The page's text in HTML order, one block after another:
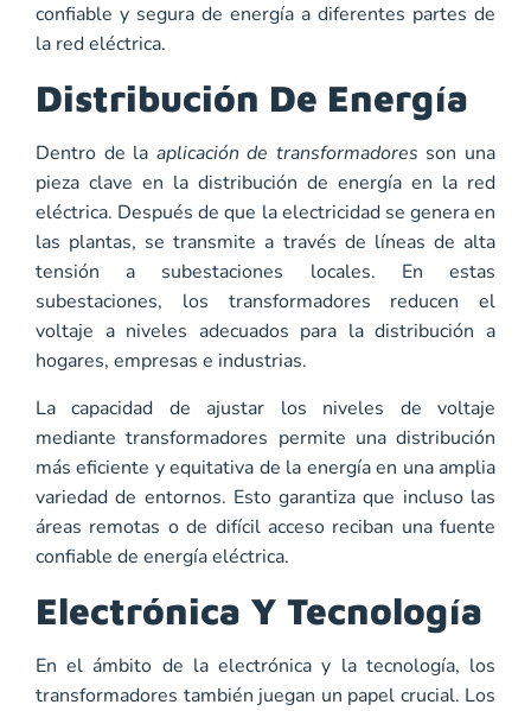
confiable y segura de energía a diferentes partes de
la red eléctrica.
Distribución De Energía
Dentro de la aplicación de transformadores son una
pieza clave en la distribución de energía en la red
eléctrica. Después de que la electricidad se genera en
las plantas, se transmite a través de líneas de alta
tensión a subestaciones locales. En estas
subestaciones, los transformadores reducen el
voltaje a niveles adecuados para la distribución a
hogares, empresas e industrias.
La capacidad de ajustar los niveles de voltaje
mediante transformadores permite una distribución
más eficiente y equitativa de la energía en una amplia
variedad de entornos. Esto garantiza que incluso las
áreas remotas o de difícil acceso reciban una fuente
confiable de energía eléctrica.
Electrónica Y Tecnología
En el ámbito de la electrónica y la tecnología, los
transformadores también juegan un papel crucial. Los